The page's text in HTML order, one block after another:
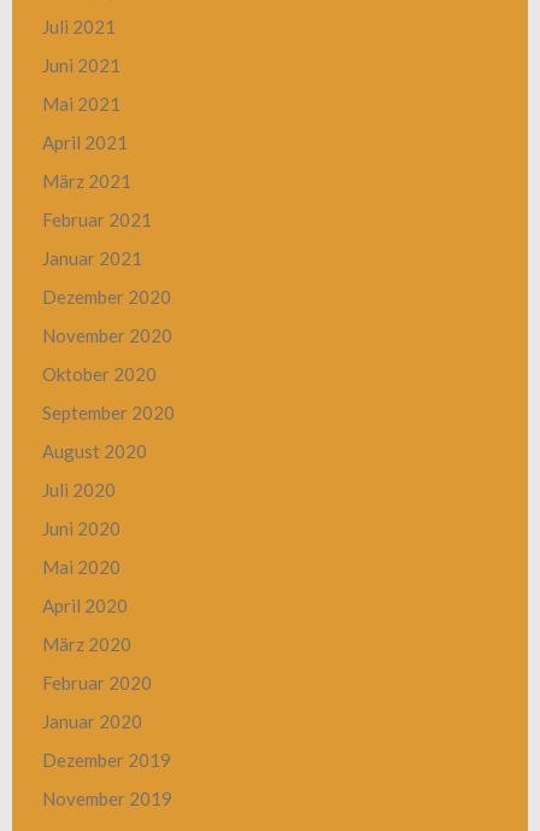
Juli 2021
Juni 2021
Mai 2021
April 2021
März 2021
Februar 2021
Januar 2021
Dezember 2020
November 2020
Oktober 2020
September 2020
August 2020
Juli 2020
Juni 2020
Mai 2020
April 2020
März 2020
Februar 2020
Januar 2020
Dezember 2019
November 2019